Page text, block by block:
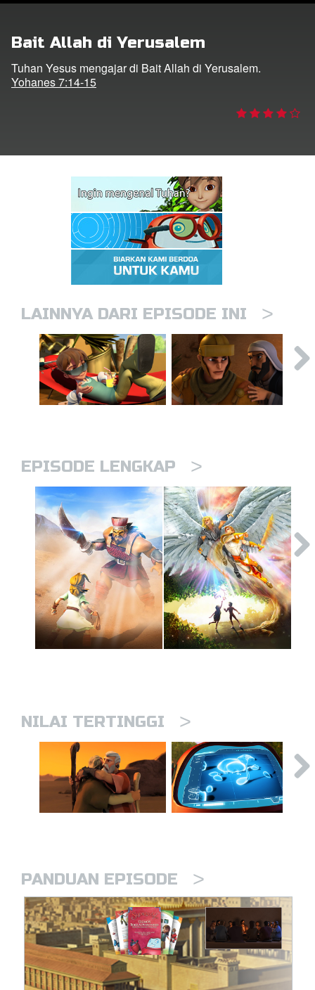
Bait Allah di Yerusalem
Tuhan Yesus mengajar di Bait Allah di Yerusalem.
Yohanes 7:14-15
LAINNYA DARI EPISODE INI >
EPISODE LENGKAP >
NILAI TERTINGGI >
PANDUAN EPISODE >